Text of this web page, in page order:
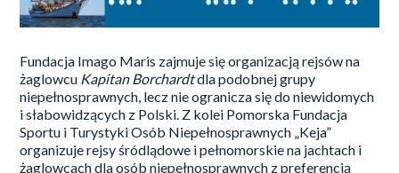
Fundacja Imago Maris zajmuje się organizacją rejsów na
żaglowcu Kapitan Borchardtdla podobnej grupy
niepełnosprawnych, lecz nie ogranicza się do niewidomych
i słabowidzących z Polski. Z kolei Pomorska Fundacja
Sportu i Turystyki Osób Niepełnosprawnych „Keja”
organizuje rejsy śródlądowe i pełnomorskie na jachtach i
żaglowcach dla osób niepełnosprawnych z preferencją